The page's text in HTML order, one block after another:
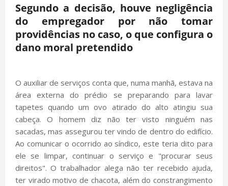
Segundo a decisão, houve negligência
do empregador por não tomar
providências no caso, o que configura o
dano moral pretendido
O auxiliar de serviços conta que, numa manhã, estava na
área externa do prédio se preparando para lavar
tapetes quando um ovo atirado do alto atingiu sua
cabeça. O homem diz não ter visto ninguém nas
sacadas, mas assegurou ter vindo de dentro do edifício.
Ao comunicar o ocorrido ao síndico, este teria dito para
ele se limpar, continuar o serviço e "procurar seus
direitos". O trabalhador alega não ter recebido ajuda,
ter virado motivo de chacota, além do constrangimento